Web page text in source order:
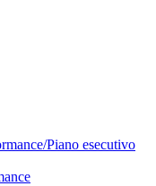
Piano esecutivo